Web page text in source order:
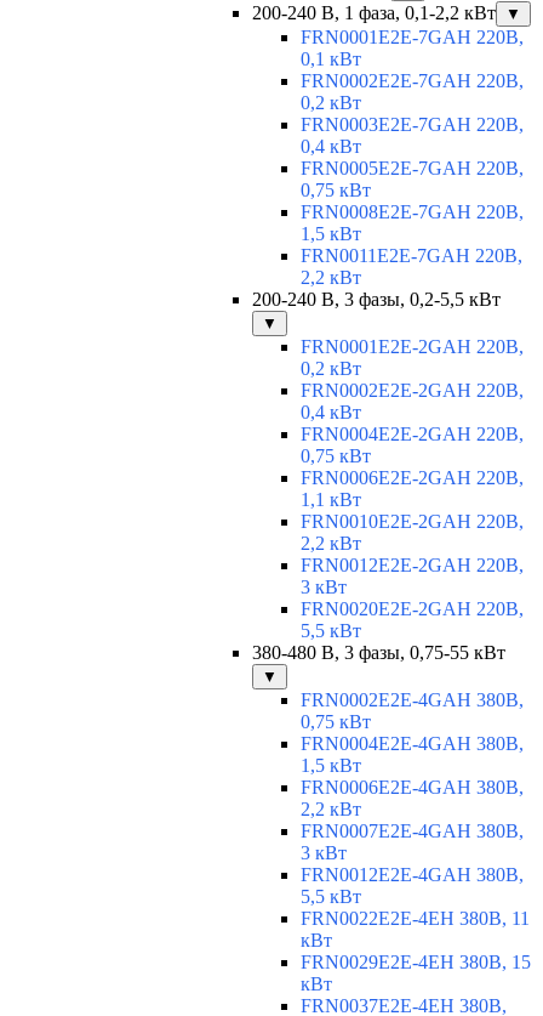
200-240 В, 1 фаза, 0,1-2,2 кВт ▼
FRN0001E2E-7GAH 220В,
0,1 кВт
FRN0002E2E-7GAH 220В,
0,2 кВт
FRN0003E2E-7GAH 220В,
0,4 кВт
FRN0005E2E-7GAH 220В,
0,75 кВт
FRN0008E2E-7GAH 220В,
1,5 кВт
FRN0011E2E-7GAH 220В,
2,2 кВт
200-240 В, 3 фазы, 0,2-5,5 кВт
▼
FRN0001E2E-2GAH 220В,
0,2 кВт
FRN0002E2E-2GAH 220В,
0,4 кВт
FRN0004E2E-2GAH 220В,
0,75 кВт
FRN0006E2E-2GAH 220В,
1,1 кВт
FRN0010E2E-2GAH 220В,
2,2 кВт
FRN0012E2E-2GAH 220В,
3 кВт
FRN0020E2E-2GAH 220В,
5,5 кВт
380-480 В, 3 фазы, 0,75-55 кВт
▼
FRN0002E2E-4GAH 380В,
0,75 кВт
FRN0004E2E-4GAH 380В,
1,5 кВт
FRN0006E2E-4GAH 380В,
2,2 кВт
FRN0007E2E-4GAH 380В,
3 кВт
FRN0012E2E-4GAH 380В,
5,5 кВт
FRN0022E2E-4EH 380В, 11
кВт
FRN0029E2E-4EH 380В, 15
кВт
FRN0037E2E-4EH 380В,